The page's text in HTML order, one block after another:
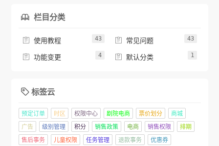
 栏目分类
 使用教程 43  常见问题 43
 功能变更 4  默认分类 1
 标签云
预定订单 时区 权限中心 剧院电商 票价划分
商城
广告
级别管理 积分 销售政策 电商 销售权限
排期
售后事务
儿童权限 任务管理 退款事务 优惠券